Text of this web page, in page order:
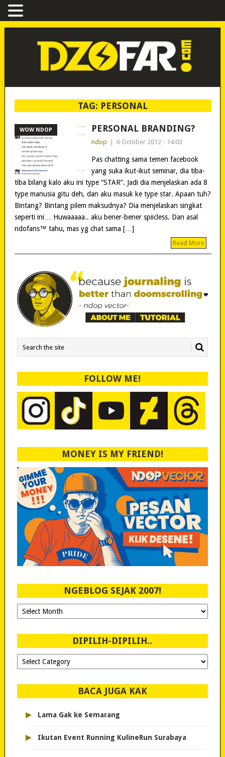
TAG: PERSONAL
WOW NDOP PERSONAL BRANDING?
ndop 6 October 2012 - 14:03
Pas chatting sama temen facebook
yang suka ikut-ikut seminar, dia tiba-
tiba bilang kalo aku ini type “STAR”. Jadi dia menjelaskan ada 8
type manusia gitu deh, dan aku masuk ke type star. Apaan tuh?
Bintang? Bintang pilem maksudnya? Dia menjelaskan singkat
seperti ini… Huwaaaaa.. aku bener-bener spiicless. Dan asal
ndofans™ tahu, mas yg chat sama […]
Read More
FOLLOW ME!
MONEY IS MY FRIEND!
NGEBLOG SEJAK 2007!
Ngeblog
Sejak
DIPILIH-DIPILIH..
Dipilih-
dipilih..
BACA JUGA KAK
▸ Lama Gak ke Semarang
▸ Ikutan Event Running KulineRun Surabaya